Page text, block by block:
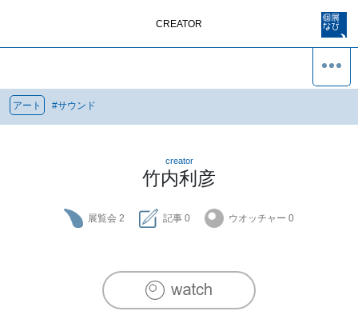
CREATOR
アート #サウンド
creator
竹内利彦
展覧会 2 記事 0 ウオッチャー 0